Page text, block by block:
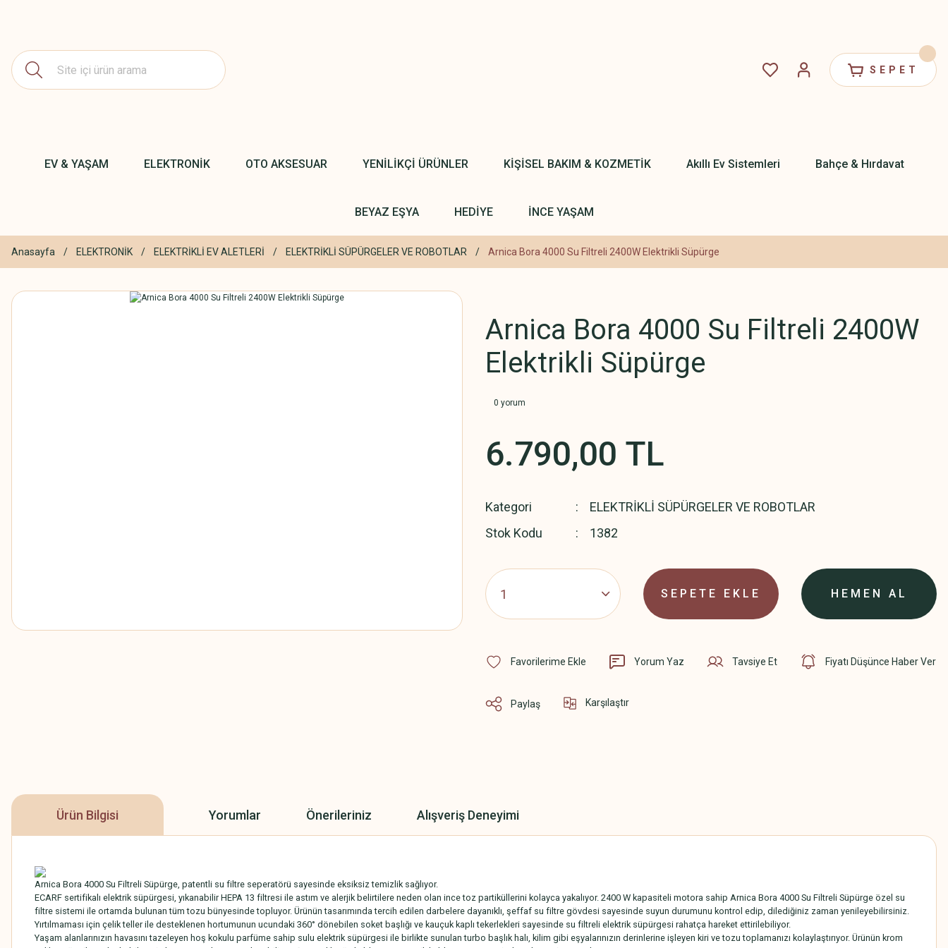
SEPET
EV & YAŞAM ELEKTRONİK OTO AKSESUAR YENİLİKÇİ ÜRÜNLER KİŞİSEL BAKIM & KOZMETİK Akıllı Ev Sistemleri Bahçe & Hırdavat
BEYAZ EŞYA HEDİYE İNCE YAŞAM
Anasayfa ELEKTRONİK ELEKTRİKLİ EV ALETLERİ ELEKTRİKLİ SÜPÜRGELER VE ROBOTLAR Arnica Bora 4000 Su Filtreli 2400W Elektrikli Süpürge
Arnica Bora 4000 Su Filtreli 2400W
Elektrikli Süpürge
0 yorum
6.790,00 TL
Kategori
ELEKTRİKLİ SÜPÜRGELER VE ROBOTLAR
Stok Kodu
1382
SEPETE EKLE HEMEN AL
Yorum Yaz Tavsiye Et Fiyatı Düşünce Haber Ver
Paylaş Karşılaştır
Ürün Bilgisi Yorumlar Önerileriniz Alışveriş Deneyimi
Arnica Bora 4000 Su Filtreli Süpürge, patentli su filtre seperatörü sayesinde eksiksiz temizlik sağlıyor.
ECARF sertifikalı elektrik süpürgesi, yıkanabilir HEPA 13 filtresi ile astım ve alerjik belirtilere neden olan ince toz partiküllerini kolayca yakalıyor. 2400 W kapasiteli motora sahip Arnica Bora 4000 Su Filtreli Süpürge özel su
filtre sistemi ile ortamda bulunan tüm tozu bünyesinde topluyor. Ürünün tasarımında tercih edilen darbelere dayanıklı, şeffaf su filtre gövdesi sayesinde suyun durumunu kontrol edip, dilediğiniz zaman yenileyebilirsiniz.
Yırtılmaması için çelik teller ile desteklenen hortumunun ucundaki 360° dönebilen soket başlığı ve kauçuk kaplı tekerlekleri sayesinde su filtreli elektrik süpürgesi rahatça hareket ettirilebiliyor.
Yaşam alanlarınızın havasını tazeleyen hoş kokulu parfüme sahip sulu elektrik süpürgesi ile birlikte sunulan turbo başlık halı, kilim gibi eşyalarınızın derinlerine işleyen kiri ve tozu toplamanızı kolaylaştırıyor. Ürünün krom